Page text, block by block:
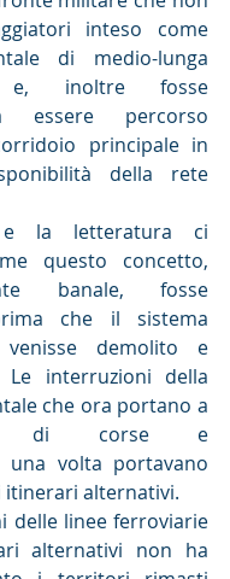
inteso come
di medio-lunga
e, inoltre fosse
essere percorso
principale in
della rete
e la letteratura ci
questo concetto,
banale, fosse
che il sistema
venisse demolito e
Le interruzioni della
che ora portano a
di corse e
una volta portavano
itinerari alternativi.
delle linee ferroviarie
alternativi non ha